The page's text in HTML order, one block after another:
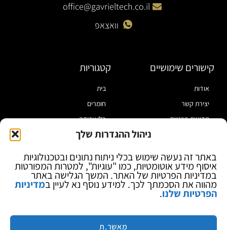
ניהול ההגדרות שלך
באתר זה נעשה שימוש בכלי ניתוח נתונים ובטכנולוגיות
איסוף מידע אוטומטיות, כמו "עוגיות", למטרות המפורטות
במדיניות הפרטיות של האתר. המשך הגלישה באתר
מהווה את הסכמתך לכך. למידע נוסף נא לעיין במדיניות
הפרטיות שלנו.
מאשר.ת
office@gavrieltech.co.il
וואצאפ
קישורים שימושיים
אודות
יצירת קשר
מדיניות פרטיות
בלוג
קטגוריות
בית
חומרים
כלי עבודה
מוצרי הלחמה
ספקי כח ומודדים
ציוד אופטי להגדלה
מותגים